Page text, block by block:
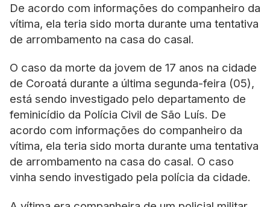
De acordo com informações do companheiro da
vítima, ela teria sido morta durante uma tentativa
de arrombamento na casa do casal.
O caso da morte da jovem de 17 anos na cidade
de Coroatá durante a última segunda-feira (05),
está sendo investigado pelo departamento de
feminicídio da Polícia Civil de São Luís. De
acordo com informações do companheiro da
vítima, ela teria sido morta durante uma tentativa
de arrombamento na casa do casal. O caso
vinha sendo investigado pela polícia da cidade.